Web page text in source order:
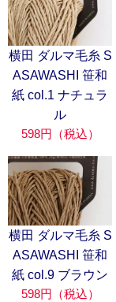
横田 ダルマ毛糸 S
ASAWASHI 笹和
紙 col.1 ナチュラ
ル
598円（税込）
横田 ダルマ毛糸 S
ASAWASHI 笹和
紙 col.9 ブラウン
598円（税込）